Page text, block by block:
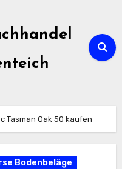
Tasman Oak 50 kaufen
Bodenbeläge